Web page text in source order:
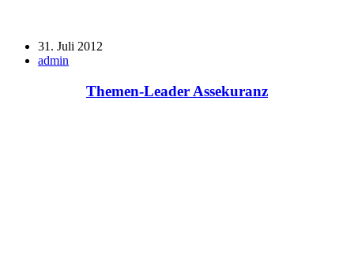
31. Juli 2012
admin
Themen-Leader Assekuranz